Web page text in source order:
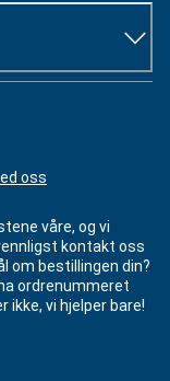
oss
våre, og vi
kontakt oss
om bestillingen din?
ordrenummeret
ikke, vi hjelper bare!